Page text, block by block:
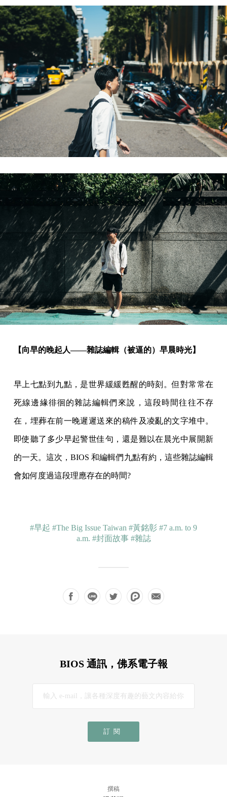
【向早的晚起人——雜誌編輯（被逼的）早晨時光】
早上七點到九點，是世界緩緩甦醒的時刻。但對常常在
死線邊緣徘徊的雜誌編輯們來說，這段時間往往不存
在，埋葬在前一晚遲遲送來的稿件及凌亂的文字堆中。
即使聽了多少早起警世佳句，還是難以在晨光中展開新
的一天。這次，BIOS 和編輯們九點有約，這些雜誌編輯
會如何度過這段理應存在的時間?
#早起 #The Big Issue Taiwan #黃銘彰 #7 a.m. to 9
a.m. #封面故事 #雜誌
BIOS 通訊，佛系電子報
訂閱
撰稿